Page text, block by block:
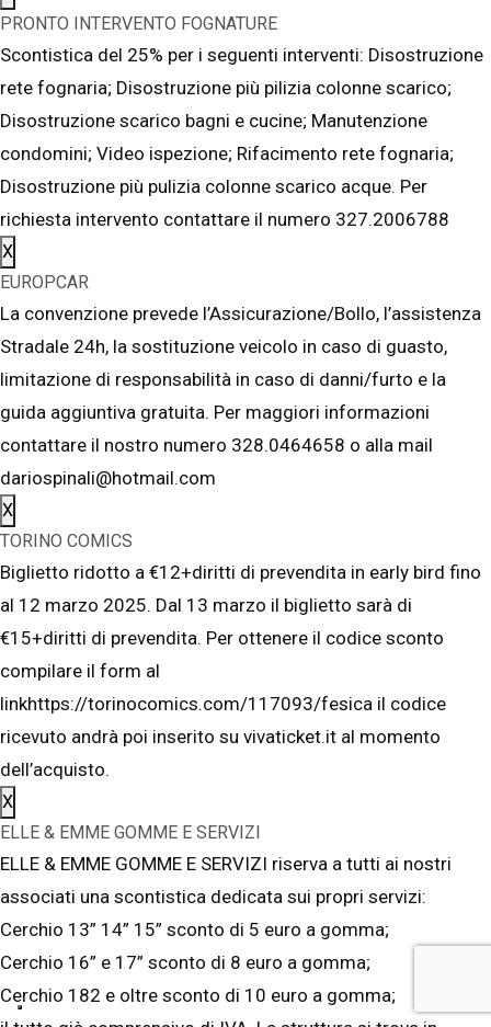
PRONTO INTERVENTO FOGNATURE
Scontistica del 25% per i seguenti interventi: Disostruzione
rete fognaria; Disostruzione più pilizia colonne scarico;
Disostruzione scarico bagni e cucine; Manutenzione
condomini; Video ispezione; Rifacimento rete fognaria;
Disostruzione più pulizia colonne scarico acque. Per
richiesta intervento contattare il numero 327.2006788
X
EUROPCAR
La convenzione prevede l’Assicurazione/Bollo, l’assistenza
Stradale 24h, la sostituzione veicolo in caso di guasto,
limitazione di responsabilità in caso di danni/furto e la
guida aggiuntiva gratuita. Per maggiori informazioni
contattare il nostro numero 328.0464658 o alla mail
dariospinali@hotmail.com
X
TORINO COMICS
Biglietto ridotto a €12+diritti di prevendita in early bird fino
al 12 marzo 2025. Dal 13 marzo il biglietto sarà di
€15+diritti di prevendita. Per ottenere il codice sconto
compilare il form al
linkhttps://torinocomics.com/117093/fesica il codice
ricevuto andrà poi inserito su vivaticket.it al momento
dell’acquisto.
X
ELLE & EMME GOMME E SERVIZI
ELLE & EMME GOMME E SERVIZI riserva a tutti ai nostri
associati una scontistica dedicata sui propri servizi:
Cerchio 13” 14” 15” sconto di 5 euro a gomma;
Cerchio 16” e 17” sconto di 8 euro a gomma;
Cerchio 182 e oltre sconto di 10 euro a gomma;